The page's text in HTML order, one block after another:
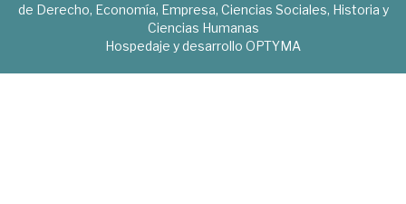
de Derecho, Economía, Empresa, Ciencias Sociales, Historia y
Ciencias Humanas
Hospedaje y desarrollo OPTYMA